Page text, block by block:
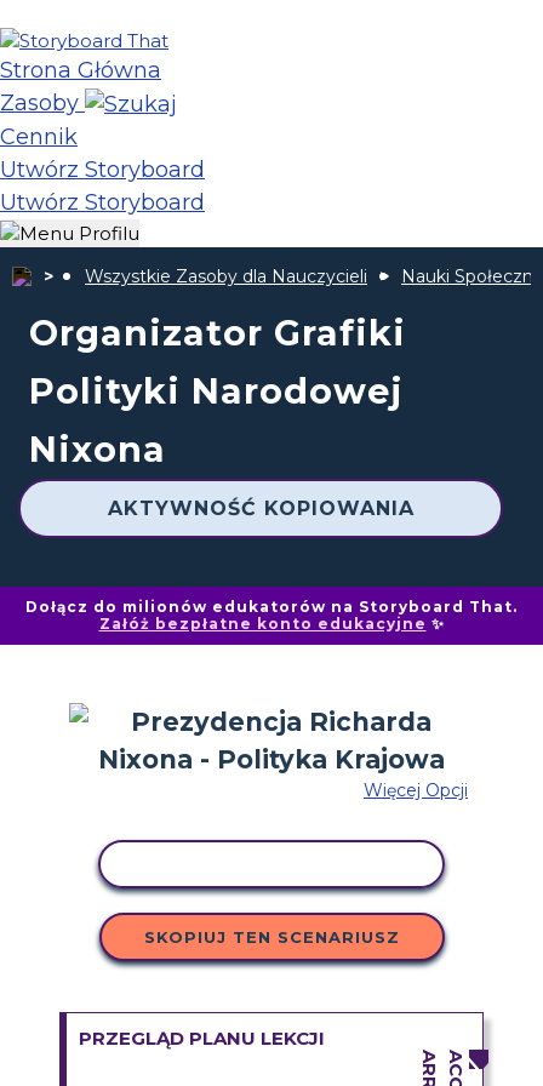
Strona Główna
Zasoby
Cennik
Utwórz Storyboard
Utwórz Storyboard
Wszystkie Zasoby dla Nauczycieli Nauki Społeczne
Organizator Grafiki
Polityki Narodowej
Nixona
AKTYWNOŚĆ KOPIOWANIA
Dołącz do milionów edukatorów na Storyboard That.
Załóż bezpłatne konto edukacyjne ✨
Więcej Opcji
SKOPIUJ TEN SCENARIUSZ
PRZEGLĄD PLANU LEKCJI